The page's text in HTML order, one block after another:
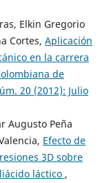
Elkin Gregorio
Cortes, Aplicación
en la carrera
de
20 (2012): Julio
Augusto Peña
Efecto de
3D sobre
láctico ,